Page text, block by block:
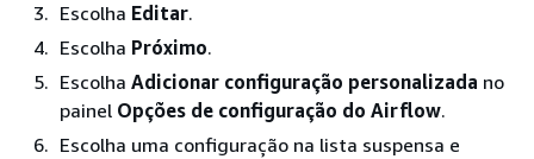
Escolha Editar.
Escolha Próximo.
Escolha Adicionar configuração personalizada no
painel Opções de configuração do Airflow.
Escolha uma configuração na lista suspensa e